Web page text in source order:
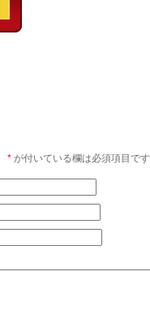
*が付いている欄は必須項目です